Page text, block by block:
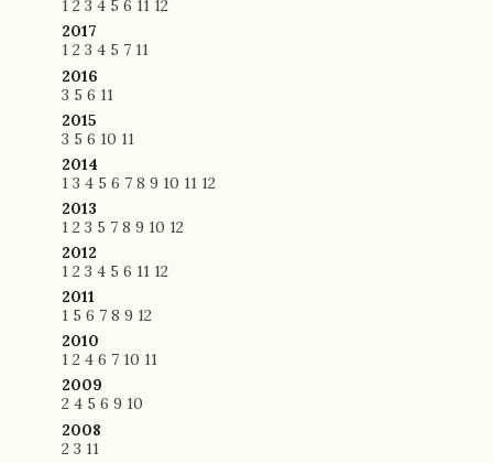
1 2 3 4 5 6 11 12
2017
1 2 3 4 5 7 11
2016
3 5 6 11
2015
3 5 6 10 11
2014
1 3 4 5 6 7 8 9 10 11 12
2013
1 2 3 5 7 8 9 10 12
2012
1 2 3 4 5 6 11 12
2011
1 5 6 7 8 9 12
2010
1 2 4 6 7 10 11
2009
2 4 5 6 9 10
2008
2 3 11